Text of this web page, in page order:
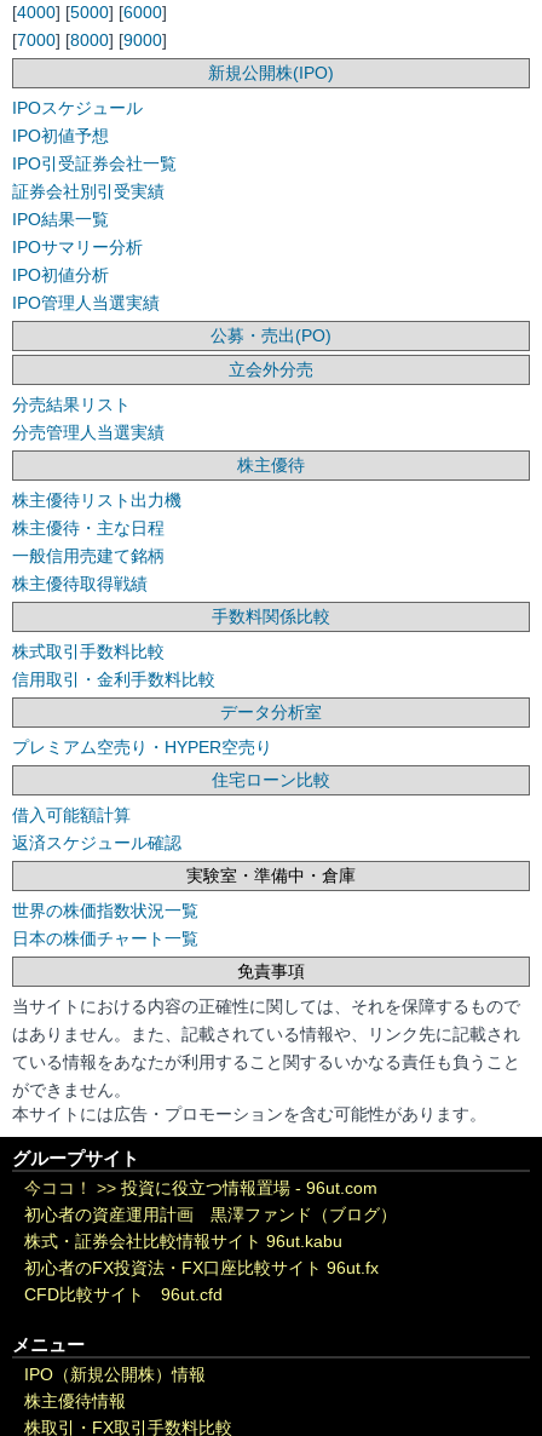
[4000] [5000] [6000]
[7000] [8000] [9000]
新規公開株(IPO)
IPOスケジュール
IPO初値予想
IPO引受証券会社一覧
証券会社別引受実績
IPO結果一覧
IPOサマリー分析
IPO初値分析
IPO管理人当選実績
公募・売出(PO)
立会外分売
分売結果リスト
分売管理人当選実績
株主優待
株主優待リスト出力機
株主優待・主な日程
一般信用売建て銘柄
株主優待取得戦績
手数料関係比較
株式取引手数料比較
信用取引・金利手数料比較
データ分析室
プレミアム空売り・HYPER空売り
住宅ローン比較
借入可能額計算
返済スケジュール確認
実験室・準備中・倉庫
世界の株価指数状況一覧
日本の株価チャート一覧
免責事項
当サイトにおける内容の正確性に関しては、それを保障するもので
はありません。また、記載されている情報や、リンク先に記載され
ている情報をあなたが利用すること関するいかなる責任も負うこと
ができません。
本サイトには広告・プロモーションを含む可能性があります。
グループサイト
今ココ！ >> 投資に役立つ情報置場 - 96ut.com
初心者の資産運用計画 黒澤ファンド（ブログ）
株式・証券会社比較情報サイト 96ut.kabu
初心者のFX投資法・FX口座比較サイト 96ut.fx
CFD比較サイト 96ut.cfd
メニュー
IPO（新規公開株）情報
株主優待情報
株取引・FX取引手数料比較